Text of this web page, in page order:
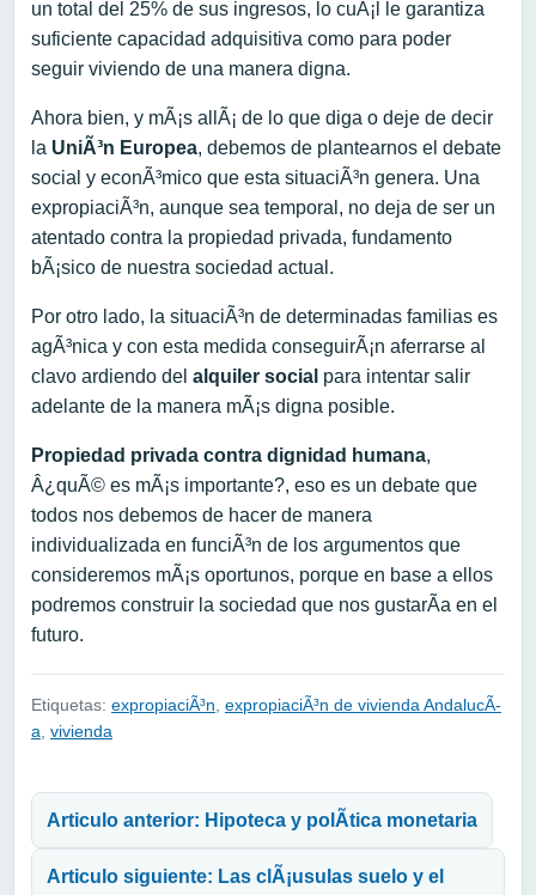
un total del 25% de sus ingresos, lo cuÃ¡l le garantiza
suficiente capacidad adquisitiva como para poder
seguir viviendo de una manera digna.
Ahora bien, y mÃ¡s allÃ¡ de lo que diga o deje de decir
la UniÃ³n Europea, debemos de plantearnos el debate
social y econÃ³mico que esta situaciÃ³n genera. Una
expropiaciÃ³n, aunque sea temporal, no deja de ser un
atentado contra la propiedad privada, fundamento
bÃ¡sico de nuestra sociedad actual.
Por otro lado, la situaciÃ³n de determinadas familias es
agÃ³nica y con esta medida conseguirÃ¡n aferrarse al
clavo ardiendo del alquiler social para intentar salir
adelante de la manera mÃ¡s digna posible.
Propiedad privada contra dignidad humana,
Â¿quÃ© es mÃ¡s importante?, eso es un debate que
todos nos debemos de hacer de manera
individualizada en funciÃ³n de los argumentos que
consideremos mÃ¡s oportunos, porque en base a ellos
podremos construir la sociedad que nos gustarÃ­a en el
futuro.
Etiquetas: expropiaciÃ³n expropiaciÃ³n de vivienda AndalucÃ­
a vivienda
Articulo anterior: Hipoteca y polÃ­tica monetaria
Articulo siguiente: Las clÃ¡usulas suelo y el